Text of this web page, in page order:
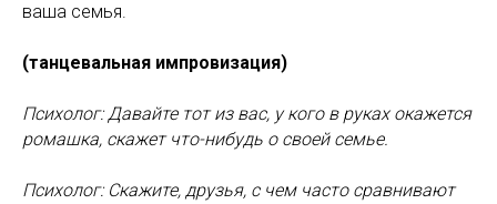
ваша семья.
(танцевальная импровизация)
Психолог: Давайте тот из вас, у кого в руках окажется
ромашка, скажет что-нибудь о своей семье.
Психолог: Скажите, друзья, с чем часто сравнивают